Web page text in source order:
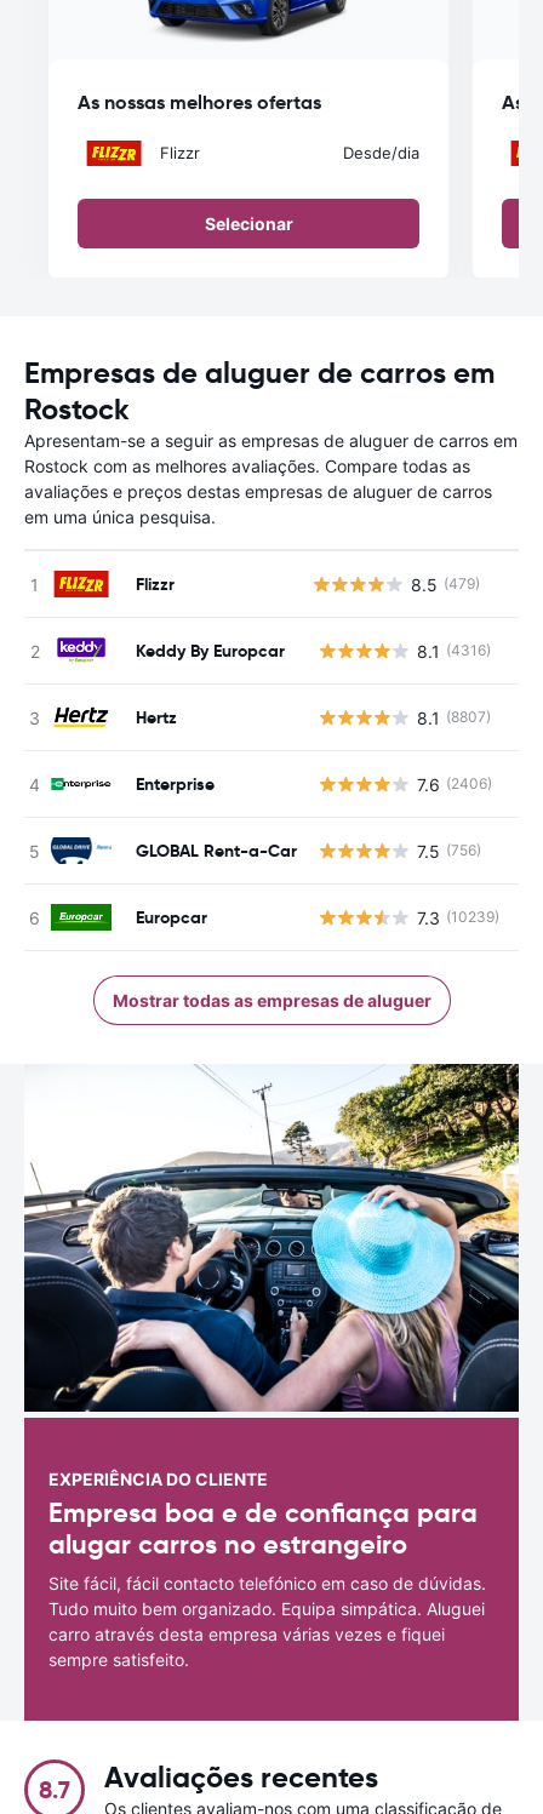
As nossas melhores ofertas
Flizzr Desde/dia
Selecionar
As
Empresas de aluguer de carros em
Rostock
Apresentam-se a seguir as empresas de aluguer de carros em
Rostock com as melhores avaliações. Compare todas as
avaliações e preços destas empresas de aluguer de carros
em uma única pesquisa.
Flizzr 8.5 (479)
Keddy By Europcar 8.1 (4316)
Hertz 8.1 (8807)
Enterprise 7.6 (2406)
GLOBAL Rent-a-Car 7.5 (756)
Europcar 7.3 (10239)
Mostrar todas as empresas de aluguer
EXPERIÊNCIA DO CLIENTE
Empresa boa e de confiança para
alugar carros no estrangeiro
Site fácil, fácil contacto telefónico em caso de dúvidas.
Tudo muito bem organizado. Equipa simpática. Aluguei
carro através desta empresa várias vezes e fiquei
sempre satisfeito.
8.7 Avaliações recentes
Os clientes avaliam-nos com uma classificação de